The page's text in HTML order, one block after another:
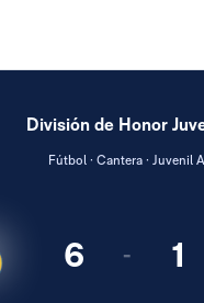
División de Honor
Fútbol · Cantera · Juvenil A
6 - 1